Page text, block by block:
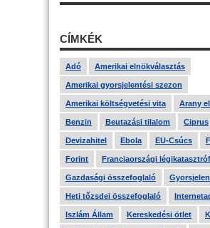
CÍMKÉK
Adó Amerikai elnökválasztás
Amerikai gyorsjelentési szezon
Amerikai költségvetési vita Arany
Benzin Beutazási tilalom Ciprus
Devizahitel Ebola EU-Csúcs
Forint Franciaországi
Gazdasági összefoglaló
Heti tőzsdei összefoglaló
Iszlám Állam Kereskedési ötlet